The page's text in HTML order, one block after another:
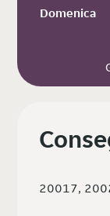
Domenica
20017,